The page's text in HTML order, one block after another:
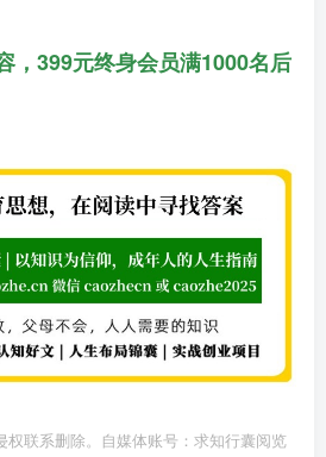
，399元终身会员满1000名后
权联系删除。自媒体账号：求知行囊阅览